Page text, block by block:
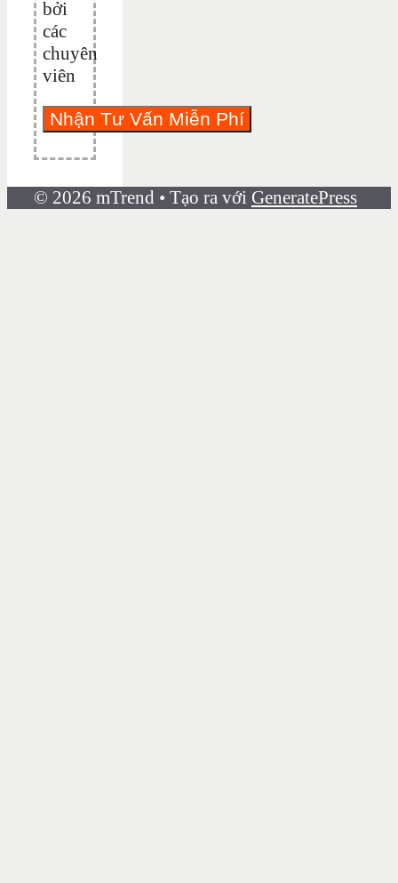
bởi
các
chuyên
viên
© 2026 mTrend • Tạo ra với GeneratePress